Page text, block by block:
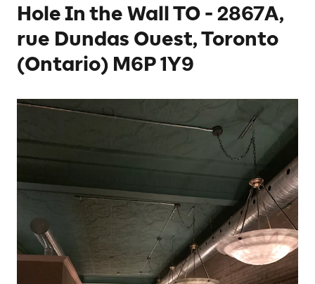
Hole In the Wall TO - 2867A,
rue Dundas Ouest, Toronto
(Ontario) M6P 1Y9